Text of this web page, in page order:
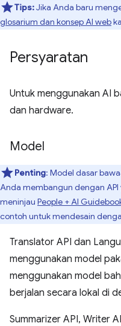
Tips:Jika Anda baru
glosarium dan konsep AI web
Persyaratan
Untuk menggunakan AI
dan hardware.
Model
Penting: Model dasar
Anda membangun dengan
meninjau People + AI
contoh untuk mendesain
Translator API dan
menggunakan model
menggunakan model
berjalan secara lokal di
Summarizer API, Writer